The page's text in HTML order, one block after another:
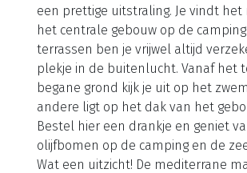
een prettige uitstraling. Je vindt het
het centrale gebouw op de
terrassen ben je vrijwel altijd
plekje in de buitenlucht. Vanaf het
begane grond kijk je uit op het
andere ligt op het dak van het
Bestel hier een drankje en geniet
olijfbomen op de camping en de
Wat een uitzicht! De mediterrane